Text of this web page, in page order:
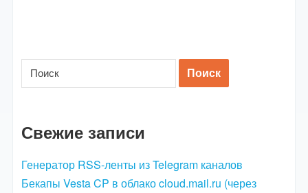
Свежие записи
Генератор RSS-ленты из Telegram каналов
Бекапы Vesta CP в облако cloud.mail.ru (через